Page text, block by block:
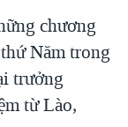
chương
Năm trong
trưởng
từ Lào,